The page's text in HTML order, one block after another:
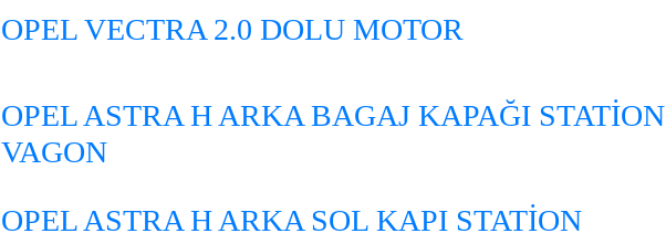
OPEL VECTRA 2.0 DOLU MOTOR
OPEL ASTRA H ARKA BAGAJ KAPAĞI STATİON
VAGON
OPEL ASTRA H ARKA SOL KAPI STATİON